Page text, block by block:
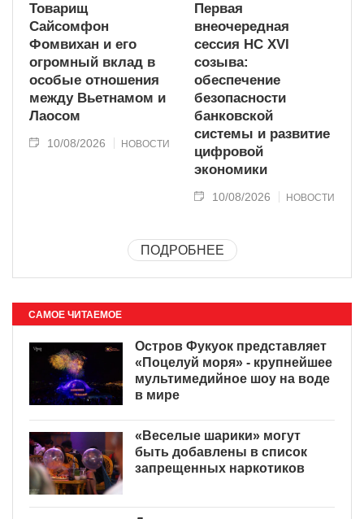
Товарищ
Сайсомфон
Фомвихан и его
огромный вклад в
особые отношения
между Вьетнамом и
Лаосом
10/08/2026 НОВОСТИ
Первая
внеочередная
сессия НС XVI
созыва:
обеспечение
безопасности
банковской
системы и развитие
цифровой
экономики
10/08/2026 НОВОСТИ
ПОДРОБНЕЕ
САМОЕ ЧИТАЕМОЕ
Остров Фукуок представляет
«Поцелуй моря» - крупнейшее
мультимедийное шоу на воде
в мире
«Веселые шарики» могут
быть добавлены в список
запрещенных наркотиков